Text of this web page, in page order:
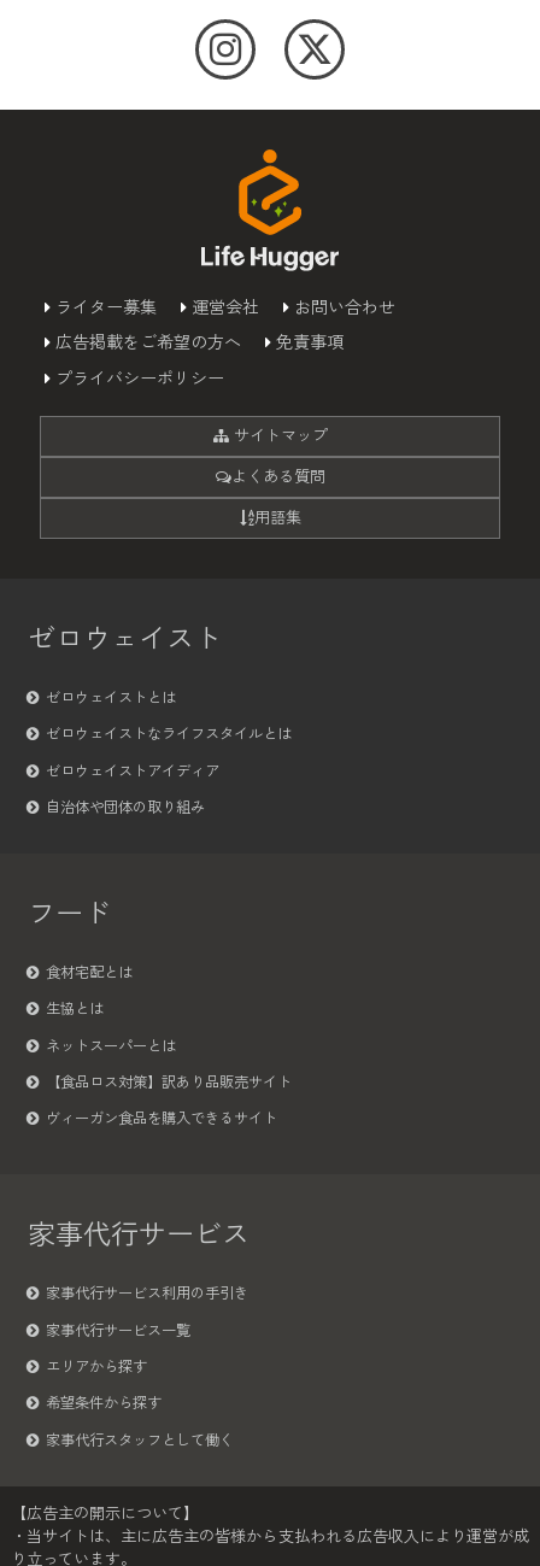
ライター募集 運営会社
お問い合わせ
広告掲載をご希望の方へ
免責事項
プライバシーポリシー
サイトマップ
よくある質問
用語集
ゼロウェイスト
ゼロウェイストとは
ゼロウェイストなライフスタイルとは
ゼロウェイストアイディア
自治体や団体の取り組み
フード
食材宅配とは
生協とは
ネットスーパーとは
【食品ロス対策】訳あり品販売サイト
ヴィーガン食品を購入できるサイト
家事代行サービス
家事代行サービス利用の手引き
家事代行サービス一覧
エリアから探す
希望条件から探す
家事代行スタッフとして働く
【広告主の開示について】
・当サイトは、主に広告主の皆様から支払われる広告収入により運営が成
り立っています。